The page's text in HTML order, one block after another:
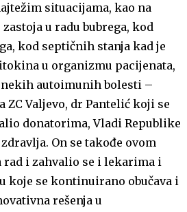
situacijama, kao na
u radu bubrega, kod
kod septičnih stanja kad je
u organizmu pacijenata,
autoimunih bolesti –
ZC Valjevo, dr Pantelić koji se
donatorima, Vladi Republike
On se takođe ovom
i zahvalio se i lekarima i
koje se kontinuirano obučava i
rešenja u